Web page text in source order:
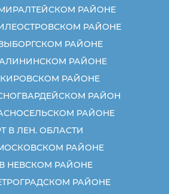
РАЙОНЕ
РАЙОНЕ
РАЙОНЕ
РАЙОНЕ
КИРОВСКОМ РАЙОНЕ
РАЙОН
РАЙОНЕ
В ЛЕН. ОБЛАСТИ
РАЙОНЕ
НЕВСКОМ РАЙОНЕ
РАЙОНЕ